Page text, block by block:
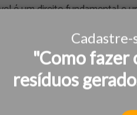
Cadastre-
"Como fazer
resíduos
é um direito fundamental e